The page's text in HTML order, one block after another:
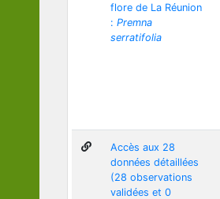
flore de La Réunion
: Premna
serratifolia
Accès aux 28
données détaillées
(28 observations
validées et 0